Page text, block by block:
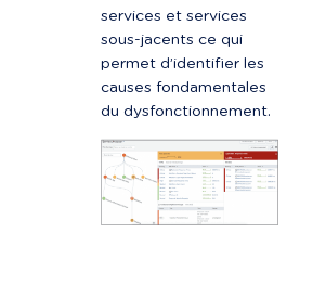
services et services
sous-jacents ce qui
permet d’identifier les
causes fondamentales
du dysfonctionnement.